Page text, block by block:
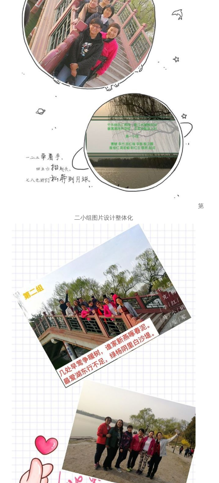
第
二小组图片设计整体化